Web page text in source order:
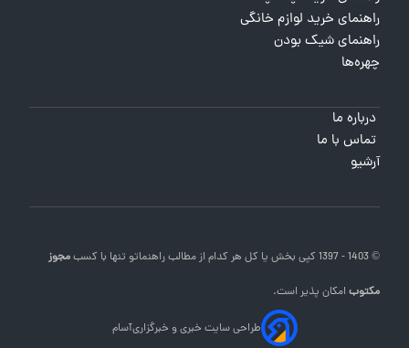
راهنمای خرید لوازم خانگی
راهنمای شیک بودن
چهره‌ها
درباره ما
تماس با ما
آرشیو
© 1403 - 1397 کپی بخش یا کل هر کدام از مطالب راهنماتو تنها با کسبمجوز
مکتوبامکان پذیر است.
طراحی سایت خبری و خبرگزاریآسام